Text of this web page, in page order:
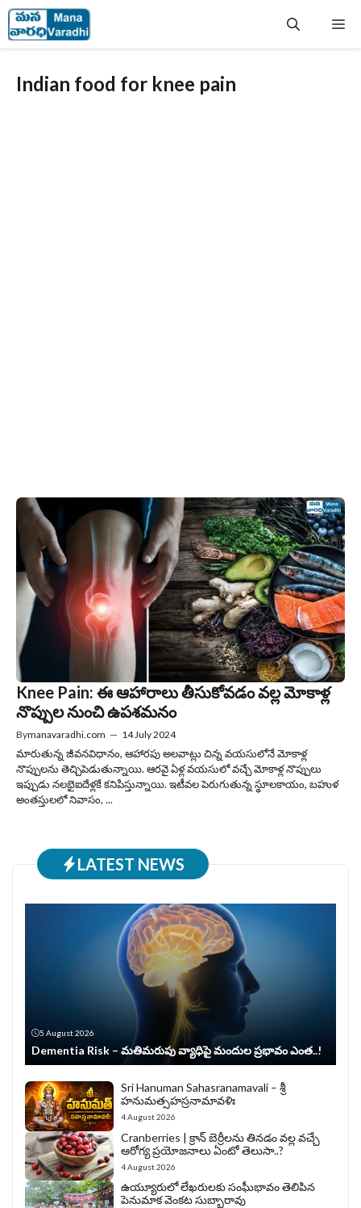
Skip
to
content
Indian food for knee pain
Knee Pain: ఈ ఆహారాలు తీసుకోవడం వల్ల మోకాళ్ల
నొప్పుల నుంచి ఉపశమనం
Bymanavaradhi.com — 14 July 2024
మారుతున్న జీవనవిధానం, ఆహారపు అలవాట్లు చిన్న వయసులోనే మోకాళ్ల
నొప్పులను తెచ్చిపెడుతున్నాయి. ఆరవై ఏళ్ల వయసులో వచ్చే మోకాళ్ల నొప్పులు
ఇప్పుడు నలభైఐదేళ్లకే కనిపిస్తున్నాయి. ఇటీవల పెరుగుతున్న స్థూలకాయం, బహుళ
అంతస్తులలో నివాసం, ...
LATEST NEWS
5 August 2026
Dementia Risk – మతిమరుపు వ్యాధిపై మందుల ప్రభావం ఎంత..!
Sri Hanuman Sahasranamavali – శ్రీ
హనుమత్సహస్రనామావళిః
4 August 2026
Cranberries | క్రాన్ బెర్రీల‌ను తిన‌డం వ‌ల్ల వచ్చే
ఆరోగ్య ప్రయోజనాలు ఏంటో తెలుసా..?
4 August 2026
ఉయ్యూరులో లేఖరులకు సంఘీభావం తెలిపిన
పెనుమాక వెంకట సుబ్బారావు